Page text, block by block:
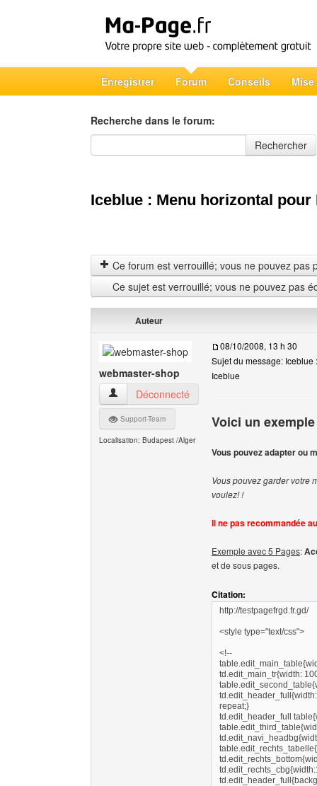
Enregistrer Forum Conseils Mise
Recherche dans le forum:
Recherche dans le forum
Rechercher
Iceblue : Menu horizontal pour
Ce forum est verrouillé; vous ne pouvez pas
Ce sujet est verrouillé; vous ne pouvez pas
Auteur
webmaster-shop
webmaster-shop Voir le profil de l'utilisateur
Déconnecté
Support-Team
Localisation: Budapest /Alger
08/10/2008, 13 h 30
Sujet du message:
Iceblue
Voici un
Vous pouvez adapter ou
Vous pouvez garder votre
voulez! !
Il ne pas recommandée
Exemple avec 5 Pages:
et de sous pages.
Citation:
http://testpagefrgd.fr.gd/
<style type="text/css">
<!--
td.edit_main_tr{width:
repeat;}
td.edit_header_full